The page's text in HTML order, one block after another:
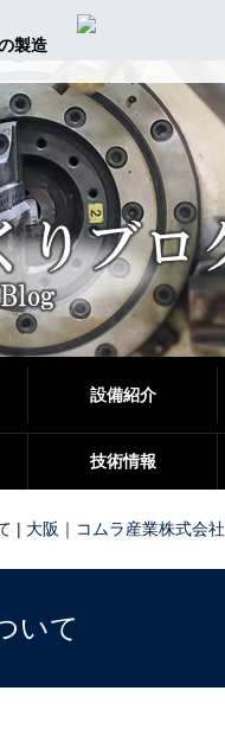
製造
設備紹介
技術情報
| 大阪｜コムラ産業株式会社
いて